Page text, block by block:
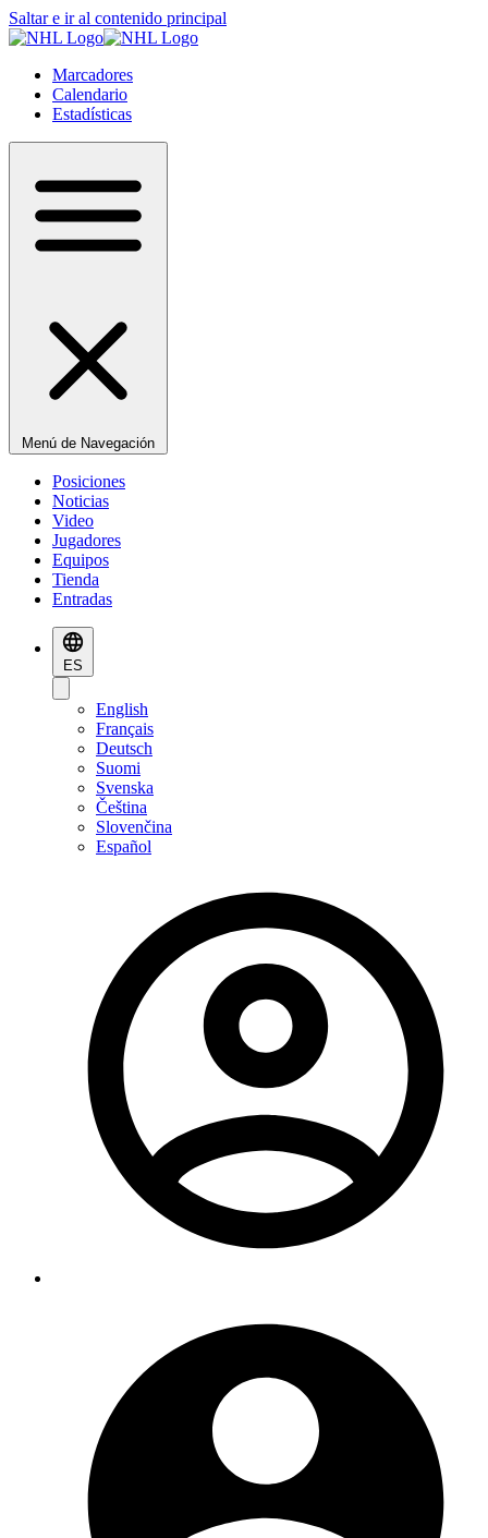
Saltar e ir al contenido principal
Marcadores
Calendario
Estadísticas
Menú de Navegación
Posiciones
Noticias
Video
Jugadores
Equipos
Tienda
Entradas
ES
English
Français
Deutsch
Suomi
Svenska
Čeština
Slovenčina
Español